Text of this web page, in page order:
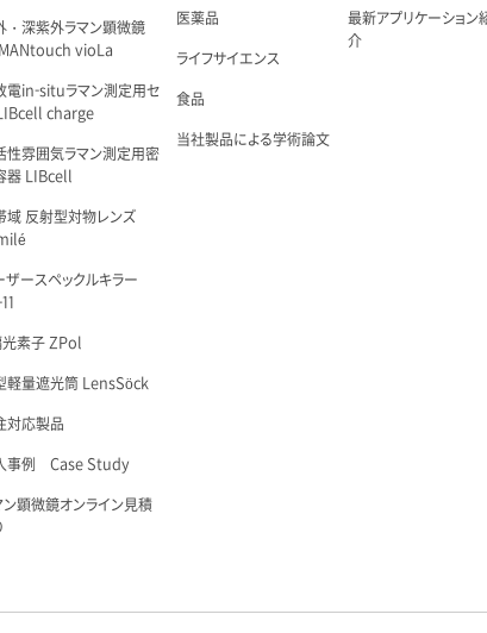
・深紫外ラマン顕微鏡
vioLa
電in-situラマン測定用セ
charge
性雰囲気ラマン測定用密
器 LIBcell
域 反射型対物レンズ
ザースペックルキラー
素子 ZPol
軽量遮光筒 LensSöck
対応製品
事例 Case Study
ン顕微鏡オンライン見積
医薬品
ライフサイエンス
食品
当社製品による学術論文
最新アプリケーション
介